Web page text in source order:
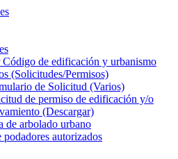
Código de edificación y urbanismo
(Solicitudes/Permisos)
de Solicitud (Varios)
de permiso de edificación y/o
(Descargar)
de arbolado urbano
podadores autorizados